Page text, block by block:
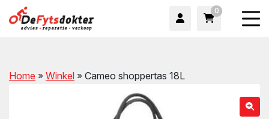
0
Home » Winkel » Cameo shoppertas 18L